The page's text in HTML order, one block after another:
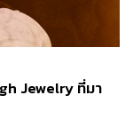
Jewelry ที่มา